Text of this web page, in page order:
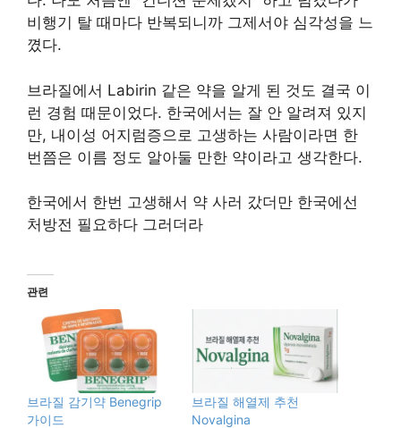
비행기 탈 때마다 반복되니까 그제서야 심각성을 느
꼈다.
브라질에서 Labirin 같은 약을 알게 된 것도 결국 이
런 경험 때문이었다. 한국에서는 잘 안 알려져 있지
만, 내이성 어지럼증으로 고생하는 사람이라면 한
번쯤은 이름 정도 알아둘 만한 약이라고 생각한다.
한국에서 한번 고생해서 약 사러 갔더만 한국에선
처방전 필요하다 그러더라
관련
브라질 감기약 Benegrip
가이드
브라질 해열제 추천
Novalgina